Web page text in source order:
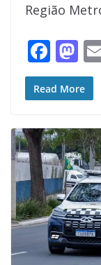
Região
F
ac
e
o
o
k
M
as
to
o
n
Read More